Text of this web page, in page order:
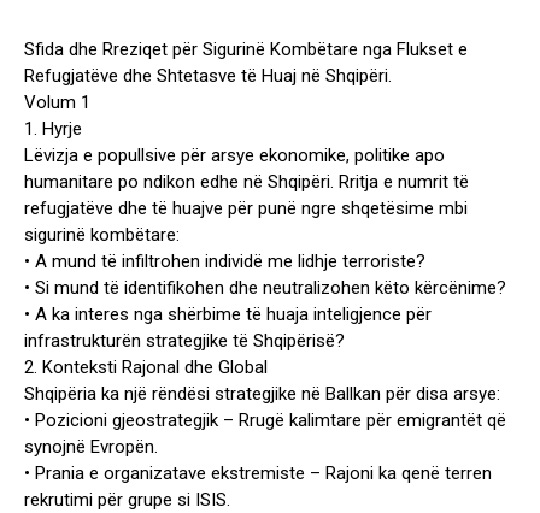
Sfida dhe Rreziqet për Sigurinë Kombëtare nga Flukset e
Refugjatëve dhe Shtetasve të Huaj në Shqipëri.
Volum 1
1. Hyrje
Lëvizja e popullsive për arsye ekonomike, politike apo
humanitare po ndikon edhe në Shqipëri. Rritja e numrit të
refugjatëve dhe të huajve për punë ngre shqetësime mbi
sigurinë kombëtare:
• A mund të infiltrohen individë me lidhje terroriste?
• Si mund të identifikohen dhe neutralizohen këto kërcënime?
• A ka interes nga shërbime të huaja inteligjence për
infrastrukturën strategjike të Shqipërisë?
2. Konteksti Rajonal dhe Global
Shqipëria ka një rëndësi strategjike në Ballkan për disa arsye:
• Pozicioni gjeostrategjik – Rrugë kalimtare për emigrantët që
synojnë Evropën.
• Prania e organizatave ekstremiste – Rajoni ka qenë terren
rekrutimi për grupe si ISIS.